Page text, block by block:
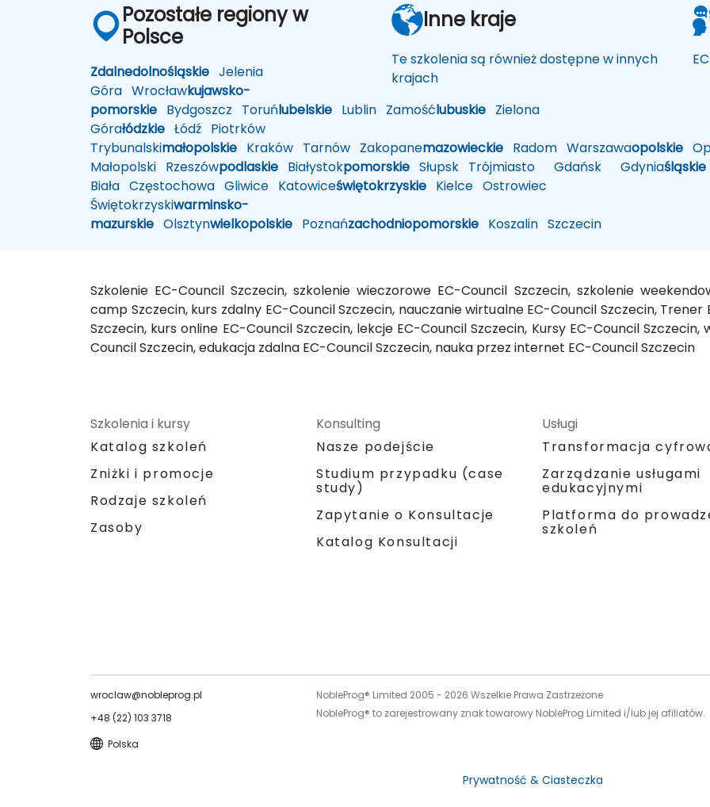
Pozostałe regiony w
Polsce
Zdalnedolnośląskie Jelenia
Góra Wrocławkujawsko-
pomorskie Bydgoszcz Toruńlubelskie Lublin Zamośćlubuskie Zielona
Górałódzkie Łódź Piotrków
Trybunalskimałopolskie Kraków Tarnów Zakopanemazowieckie Radom Warszawaopolskie
Małopolski Rzeszówpodlaskie Białystokpomorskie Słupsk Trójmiasto Gdańsk Gdyniaśląskie
Biała Częstochowa Gliwice Katowiceświętokrzyskie Kielce Ostrowiec
Świętokrzyskiwarminsko-
mazurskie Olsztynwielkopolskie Poznańzachodniopomorskie Koszalin Szczecin
Inne kraje
Te szkolenia są również dostępne w innych
krajach
Szkolenie EC-Council Szczecin, szkolenie wieczorowe EC-Council Szczecin, szkolenie
camp Szczecin, kurs zdalny EC-Council Szczecin, nauczanie wirtualne EC-Council Szczecin,
Szczecin, kurs online EC-Council Szczecin, lekcje EC-Council Szczecin, Kursy EC-Council Szczecin,
Council Szczecin, edukacja zdalna EC-Council Szczecin, nauka przez internet EC-Council Szczecin
Szkolenia i kursy
Katalog szkoleń
Zniżki i promocje
Rodzaje szkoleń
Zasoby
Konsulting
Nasze podejście
Studium przypadku (case
study)
Zapytanie o Konsultacje
Katalog Konsultacji
Usługi
Transformacja
Zarządzanie usługami
edukacyjnymi
Platforma do
szkoleń
wroclaw@nobleprog.pl
+48 (22) 103 3718
Polska
NobleProg® Limited 2005 - 2026 Wszelkie Prawa Zastrzeżone
NobleProg® to zarejestrowany znak towarowy NobleProg Limited i/lub jej afiliatów.
Prywatność & Ciasteczka